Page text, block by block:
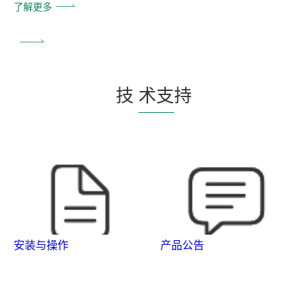
了解更多
技 术支持
安装与操作 产品公告